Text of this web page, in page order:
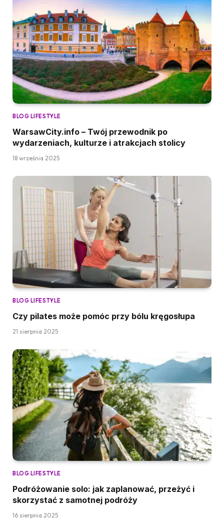
BLOG LIFESTYLE
WarsawCity.info – Twój przewodnik po
wydarzeniach, kulturze i atrakcjach stolicy
18 września 2025
BLOG LIFESTYLE
Czy pilates może pomóc przy bólu kręgosłupa
21 sierpnia 2025
BLOG LIFESTYLE
Podróżowanie solo: jak zaplanować, przeżyć i
skorzystać z samotnej podróży
16 sierpnia 2025